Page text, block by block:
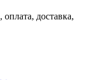
доставка,